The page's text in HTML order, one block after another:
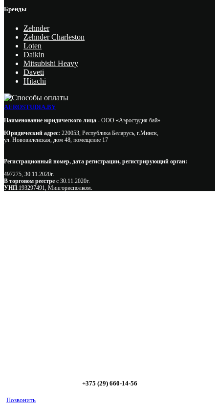
Бренды
Zehnder
Zehnder Charleston
Loten
Daikin
Mitsubishi Heavy
Daveti
Hitachi
AEROSTUDIA.BY
Наименование юридического лица - ООО «Аэростудия бай»
Юридический адрес: 220053, Республика Беларусь, г.Минск,
ул. Нововиленская, дом 48, помещение 17
Регистрационный номер, дата регистрации, регистрирующий орган:
497275, 30.11.2020г.
В торговом реестре с 30.11.2020г.
УНП:193297491, Мингорисполком.
+375 (29) 660-14-56
Позвонить